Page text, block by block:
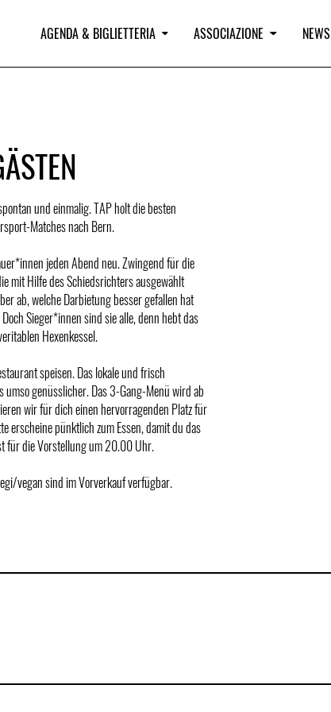
AGENDA & BIGLIETTERIA ASSOCIAZIONE NEWS
und einmalig. TAP holt die besten
Matches nach Bern.
jeden Abend neu. Zwingend für die
mit Hilfe des Schiedsrichters ausgewählt
ab, welche Darbietung besser gefallen hat
Sieger*innen sind sie alle, denn hebt das
Hexenkessel.
speisen. Das lokale und frisch
genüsslicher. Das 3-Gang-Menü wird ab
wir für dich einen hervorragenden Platz für
erscheine pünktlich zum Essen, damit du das
für die Vorstellung um 20.00 Uhr.
vegan sind im Vorverkauf verfügbar.